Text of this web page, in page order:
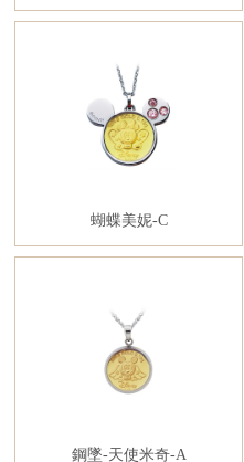
蝴蝶美妮-C
鋼墜-天使米奇-A